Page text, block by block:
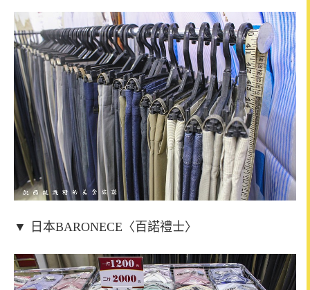
▼ 日本BARONECE〈百諾禮士〉